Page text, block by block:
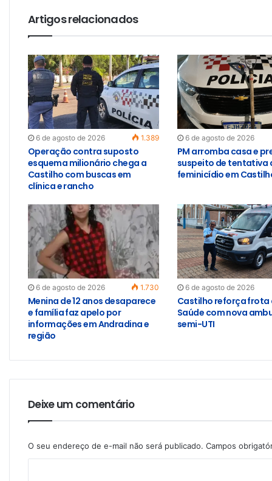
Artigos relacionados
6 de agosto de 2026 1.389
Operação contra suposto
esquema milionário chega a
Castilho com buscas em
clínica e rancho
6 de agosto de 2026
PM arromba casa e
suspeito de tentativa
feminicídio em
6 de agosto de 2026 1.730
Menina de 12 anos desaparece
e família faz apelo por
informações em Andradina e
região
6 de agosto de 2026
Castilho reforça frota
Saúde com nova
semi-UTI
Deixe um comentário
O seu endereço de e-mail não será publicado. Campos